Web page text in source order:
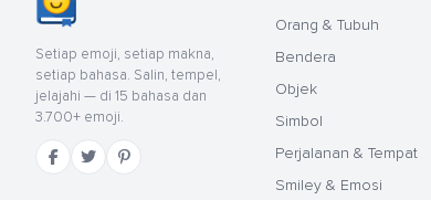
Setiap emoji, setiap makna,
setiap bahasa. Salin, tempel,
jelajahi — di 15 bahasa dan
3.700+ emoji.
Orang & Tubuh
Bendera
Objek
Simbol
Perjalanan & Tempat
Smiley & Emosi